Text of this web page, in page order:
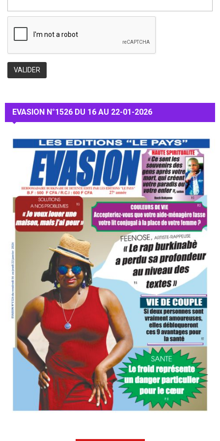
EVASION N°1526 DU 16 AU 22-01-2026